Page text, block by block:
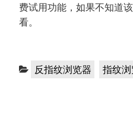
费试用功能，如果不知道
看。
分
反指纹浏览器 ，
指纹